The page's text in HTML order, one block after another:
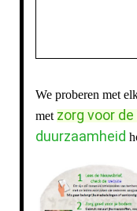
We proberen met
met zorg voor
duurzaamheid